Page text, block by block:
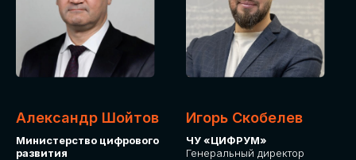
Александр Шойтов
Министерство цифрового
развития
Игорь Скобелев
ЧУ «ЦИФРУМ»
Генеральный директор